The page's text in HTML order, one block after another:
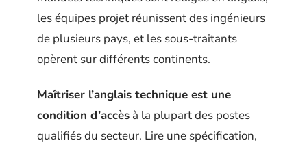
les équipes projet réunissent des ingénieurs
de plusieurs pays, et les sous-traitants
opèrent sur différents continents.
Maîtriser l’anglais technique est une
condition d’accès à la plupart des postes
qualifiés du secteur. Lire une spécification,